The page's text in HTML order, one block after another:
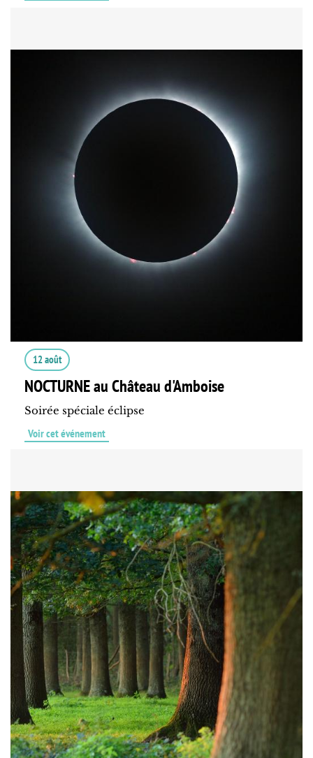
12 août
NOCTURNE au Château d'Amboise
Soirée spéciale éclipse
Voir cet événement